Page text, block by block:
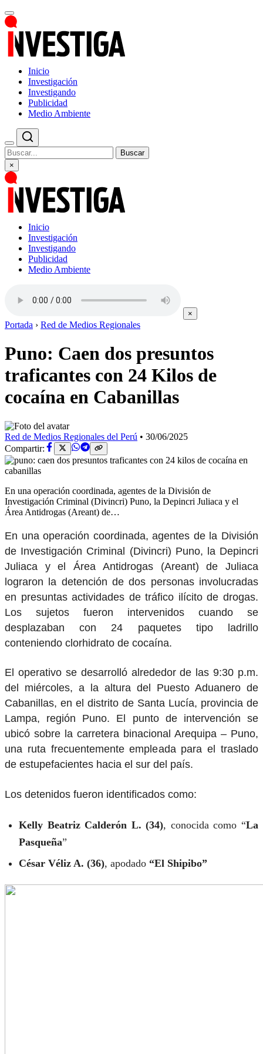
Inicio
Investigación
Investigando
Publicidad
Medio Ambiente
Buscar
×
Inicio
Investigación
Investigando
Publicidad
Medio Ambiente
×
Portada › Red de Medios Regionales
Puno: Caen dos presuntos
traficantes con 24 Kilos de
cocaína en Cabanillas
Red de Medios Regionales del Perú • 30/06/2025
Compartir:
En una operación coordinada, agentes de la División de
Investigación Criminal (Divincri) Puno, la Depincri Juliaca y el
Área Antidrogas (Areant) de…
En una operación coordinada, agentes de la División
de Investigación Criminal (Divincri) Puno, la Depincri
Juliaca y el Área Antidrogas (Areant) de Juliaca
lograron la detención de dos personas involucradas
en presuntas actividades de tráfico ilícito de drogas.
Los sujetos fueron intervenidos cuando se
desplazaban con 24 paquetes tipo ladrillo
conteniendo clorhidrato de cocaína.
El operativo se desarrolló alrededor de las 9:30 p.m.
del miércoles, a la altura del Puesto Aduanero de
Cabanillas, en el distrito de Santa Lucía, provincia de
Lampa, región Puno. El punto de intervención se
ubicó sobre la carretera binacional Arequipa – Puno,
una ruta frecuentemente empleada para el traslado
de estupefacientes hacia el sur del país.
Los detenidos fueron identificados como:
Kelly Beatriz Calderón L. (34), conocida como “La
Pasqueña”
César Véliz A. (36), apodado “El Shipibo”